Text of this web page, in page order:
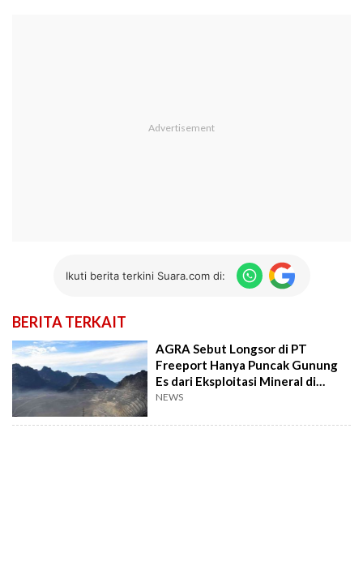
Ikuti berita terkini Suara.com di:
BERITA TERKAIT
AGRA Sebut Longsor di PT
Freeport Hanya Puncak Gunung
Es dari Eksploitasi Mineral di
Papua
NEWS